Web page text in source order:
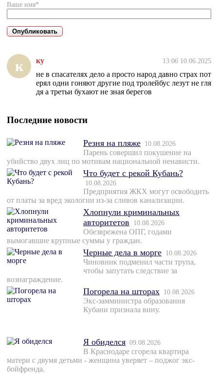
Ваше имя*
к ку 13:06 10.06.2025
не в спасателях дело а просто народ давно страх пот
ерял одни гоняют другие под тролейбус лезут не гля
дя а третьи бухают не зная берегов
Последние новости
Резня на пляже 10.08.2026
Парень совершил покушение на
убийство двух лиц по мотивам национальной ненависти.
Что будет с рекой Кубань?
10.08.2026
Предприятия ЖКХ могут освободить
от платы за вред экологии из-за сливов канализации.
Хлопнули криминальных
авторитетов
10.08.2026
Обезврежена ОПГ, годами
вымогавшие крупные суммы у граждан.
Черные дела в морге 10.08.2026
Чиновник подменил части трупа,
чтобы запутать следствие за
вознаграждение.
Погорела на шторах 10.08.2026
Экс-замминистра образования
Кубани признала вину.
Я обиделся 09.08.2026
В Краснодаре сгорела квартира
матери с двумя детьми - женщина уверяет – поджог экс-
бойфренда.